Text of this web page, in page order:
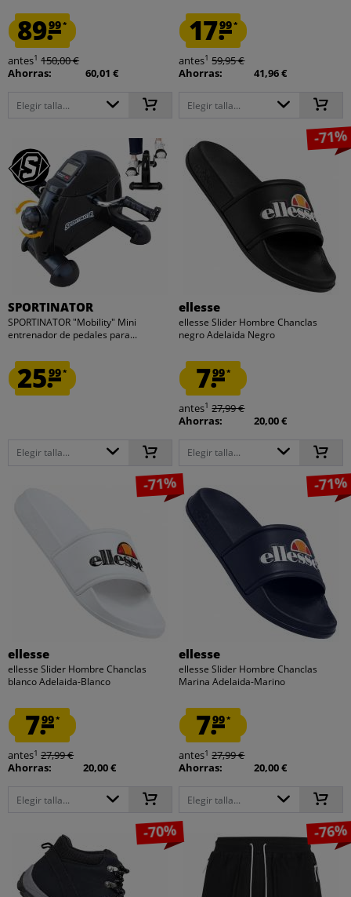
89.99*
antes1 150,00 €
Ahorras:
60,01 €
Elegir talla...
17.99*
antes1 59,95 €
Ahorras:
41,96 €
Elegir talla...
SPORTINATOR
SPORTINATOR "Mobility" Mini
entrenador de pedales para...
25.99*
Elegir talla...
-71%
ellesse
ellesse Slider Hombre Chanclas
negro Adelaida Negro
7.99*
antes1 27,99 €
Ahorras:
20,00 €
Elegir talla...
-71%
ellesse
ellesse Slider Hombre Chanclas
blanco Adelaida-Blanco
7.99*
antes1 27,99 €
Ahorras:
20,00 €
Elegir talla...
-71%
ellesse
ellesse Slider Hombre Chanclas
Marina Adelaida-Marino
7.99*
antes1 27,99 €
Ahorras:
20,00 €
Elegir talla...
-70% -76%